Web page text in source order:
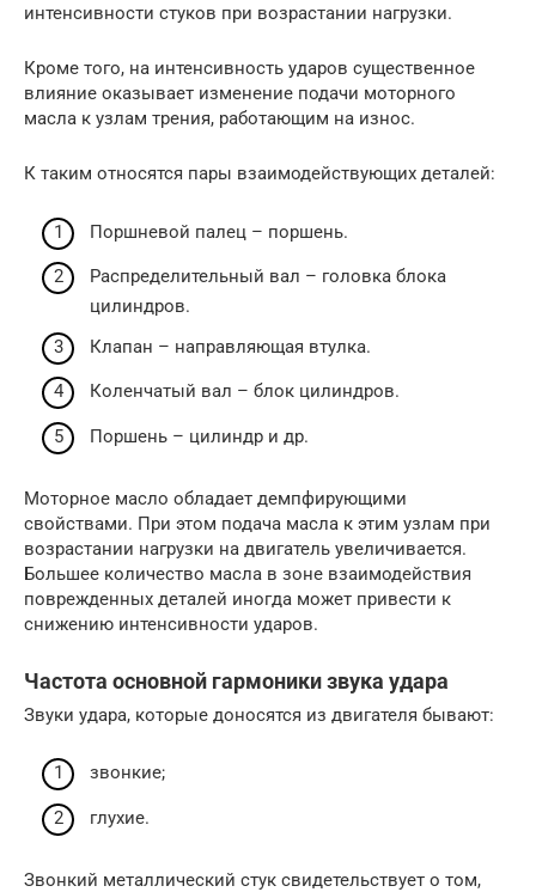
интенсивности стуков при возрастании нагрузки.
Кроме того, на интенсивность ударов существенное
влияние оказывает изменение подачи моторного
масла к узлам трения, работающим на износ.
К таким относятся пары взаимодействующих деталей:
Поршневой палец – поршень.
Распределительный вал – головка блока
цилиндров.
Клапан – направляющая втулка.
Коленчатый вал – блок цилиндров.
Поршень – цилиндр и др.
Моторное масло обладает демпфирующими
свойствами. При этом подача масла к этим узлам при
возрастании нагрузки на двигатель увеличивается.
Большее количество масла в зоне взаимодействия
поврежденных деталей иногда может привести к
снижению интенсивности ударов.
Частота основной гармоники звука удара
Звуки удара, которые доносятся из двигателя бывают:
звонкие;
глухие.
Звонкий металлический стук свидетельствует о том,